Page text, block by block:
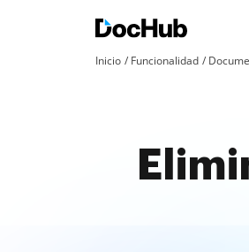
Inicio Funcionalidad